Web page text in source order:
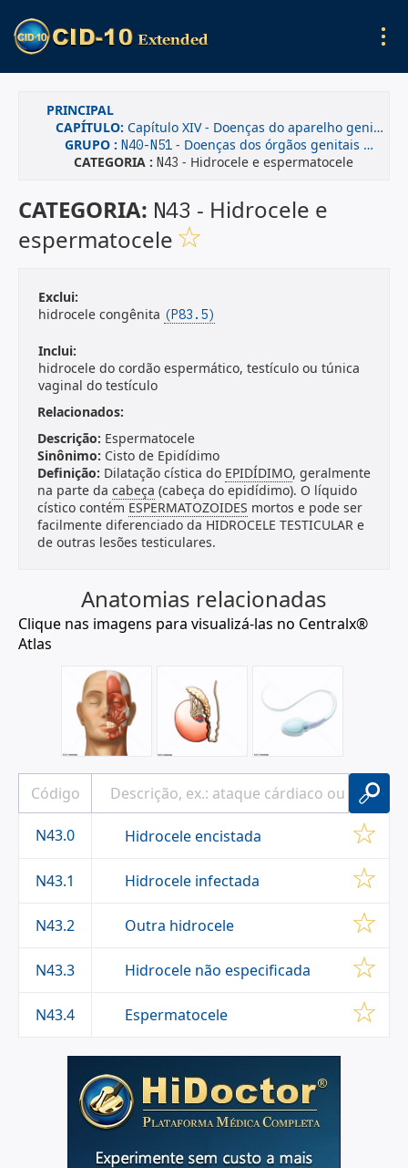
PRINCIPAL
CAPÍTULO: Capítulo XIV - Doenças do aparelho geniturinário
GRUPO : N40-N51 - Doenças dos órgãos genitais masculinos
CATEGORIA : N43 - Hidrocele e espermatocele
CATEGORIA: N43 - Hidrocele e
espermatocele
Exclui:
hidrocele congênita (P83.5)
Inclui:
hidrocele do cordão espermático, testículo ou túnica
vaginal do testículo
Relacionados:
Descrição: Espermatocele
Sinônimo: Cisto de Epidídimo
Definição: Dilatação cística do EPIDÍDIMO, geralmente
na parte da cabeça (cabeça do epidídimo). O líquido
cístico contém ESPERMATOZOIDES mortos e pode ser
facilmente diferenciado da HIDROCELE TESTICULAR e
de outras lesões testiculares.
Anatomias relacionadas
Clique nas imagens para visualizá-las no Centralx®
Atlas
N43.0 Hidrocele encistada
N43.1 Hidrocele infectada
N43.2 Outra hidrocele
N43.3 Hidrocele não especificada
N43.4 Espermatocele